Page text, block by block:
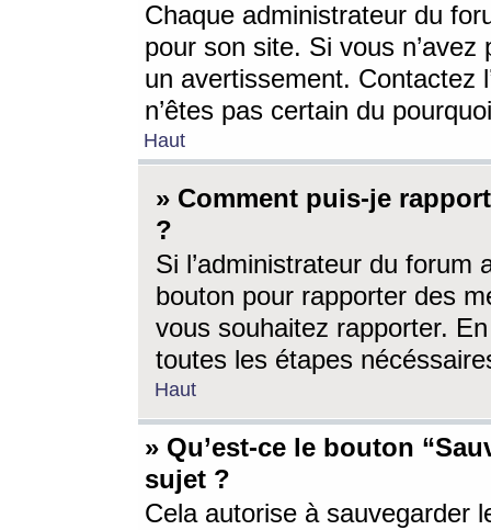
Chaque administrateur du
pour son site. Si vous
un avertissement. Contactez
n’êtes pas certain du
Haut
» Comment puis-je
?
Si l’administrateur du forum
bouton pour rapporter des
vous souhaitez rapporter.
toutes les étapes
Haut
» Qu’est-ce le bouton
sujet ?
Cela autorise à sauvegarder